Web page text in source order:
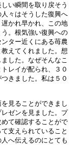
い瞬間を取り戻そう
々はそうした復興へ
かれ早かれ、この地
。根気強い復興への
ター近くにある苺農
えてくれました。想
した。なぜそんなこ
レイが配られ、３０
きました。私は５０
見ることができまし
ゼンを見ました。プ
て確認することがで
支えられていること
へ伝えるのにとても